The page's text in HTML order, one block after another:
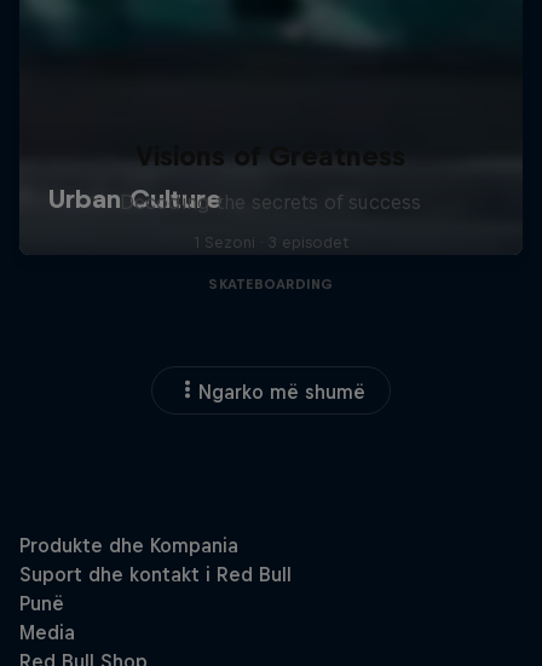
Visions of Greatness
Decoding the secrets of success
1 Sezoni · 3 episodet
SKATEBOARDING
Ngarko më shumë